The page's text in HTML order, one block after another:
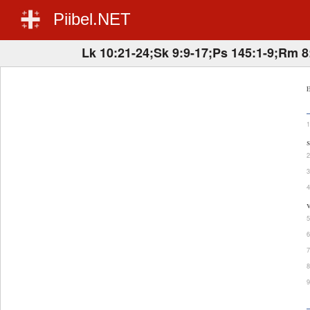
Piibel.NET
Lk 10:21-24;Sk 9:9-17;Ps 145:1-9;Rm
1
2
3
4
5
6
7
8
9